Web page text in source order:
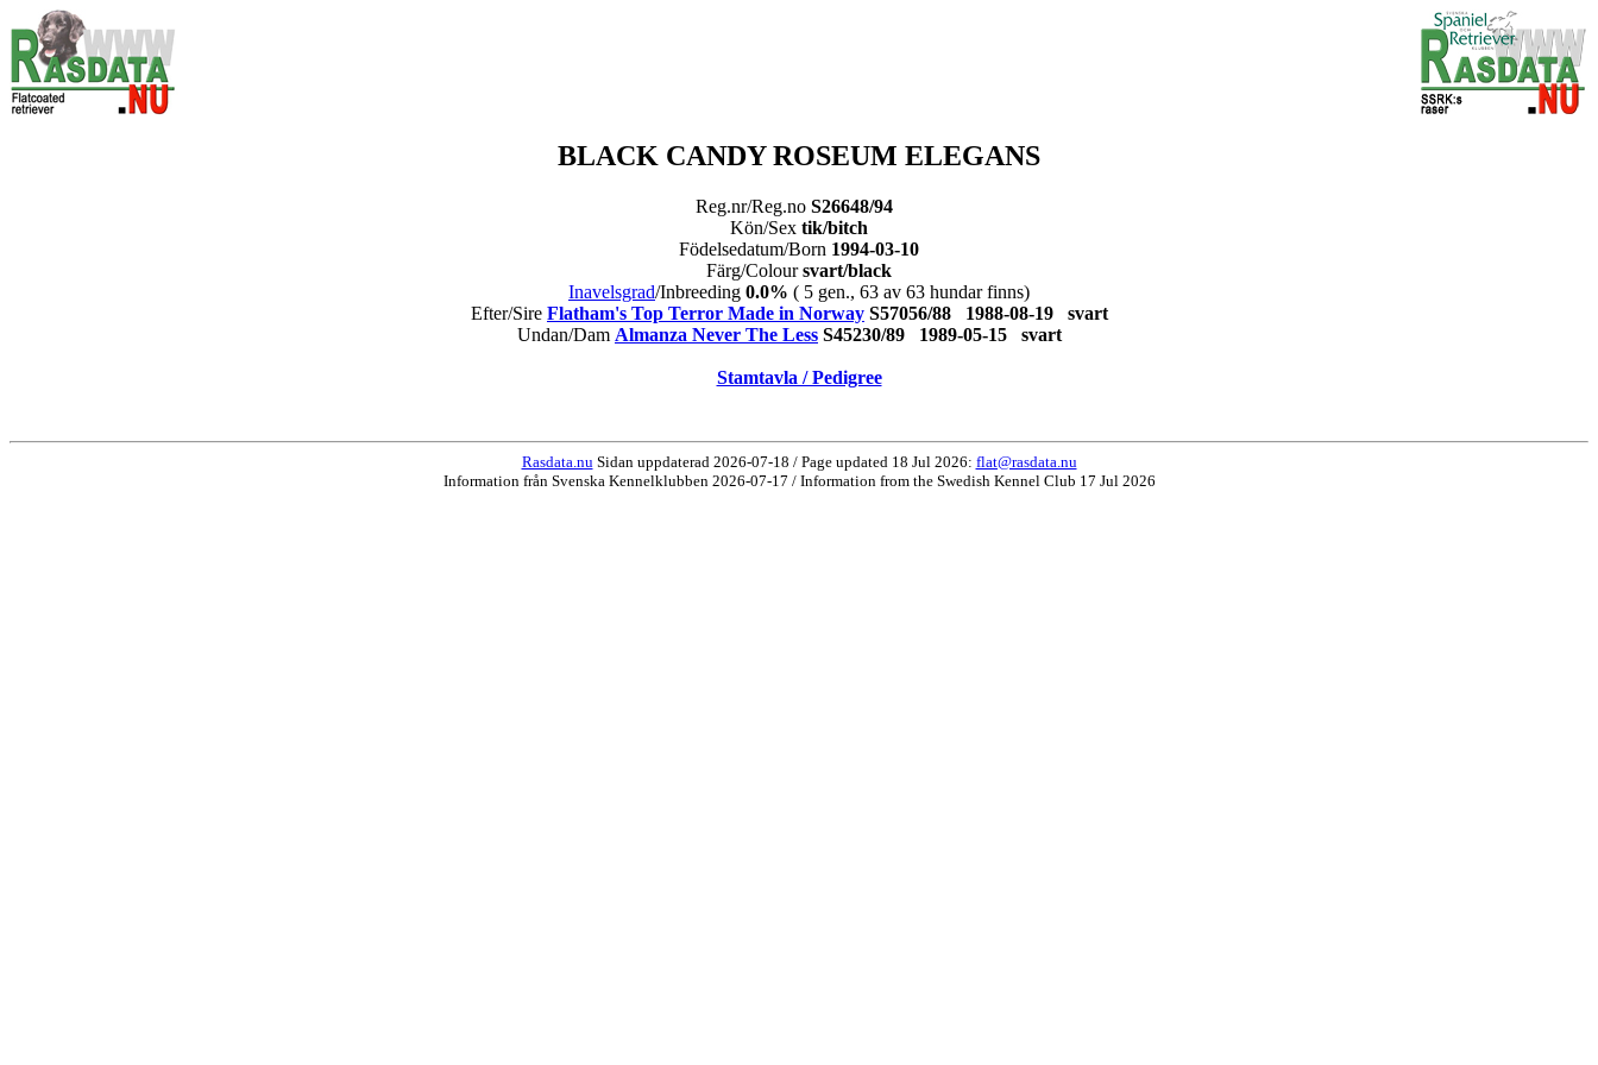
BLACK CANDY ROSEUM ELEGANS
Reg.nr/Reg.no S26648/94
Kön/Sex tik/bitch
Födelsedatum/Born 1994-03-10
Färg/Coloursvart/black
Inavelsgrad/Inbreeding 0.0% ( 5 gen., 63 av 63 hundar finns)
Efter/Sire Flatham's Top Terror Made in Norway S57056/88 1988-08-19 svart
Undan/Dam Almanza Never The Less S45230/89 1989-05-15 svart
Stamtavla / Pedigree
Rasdata.nu Sidan uppdaterad 2026-07-18 / Page updated 18 Jul 2026: flat@rasdata.nu
Information från Svenska Kennelklubben 2026-07-17 / Information from the Swedish Kennel Club 17 Jul 2026